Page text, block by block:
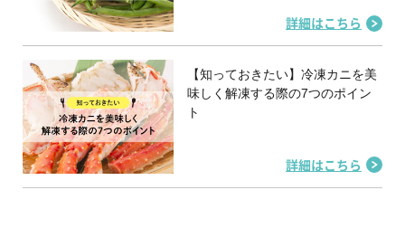
詳細はこちら
【知っておきたい】冷凍カニを美
味しく解凍する際の7つのポイン
ト
詳細はこちら